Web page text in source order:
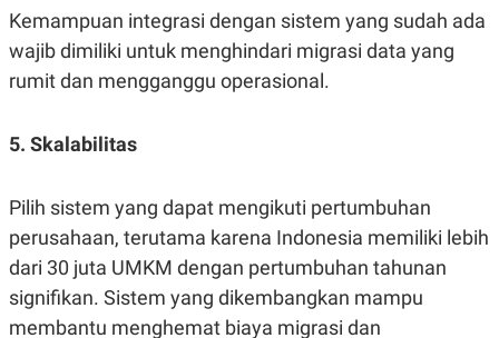
Kemampuan integrasi dengan sistem yang sudah ada
wajib dimiliki untuk menghindari migrasi data yang
rumit dan mengganggu operasional.
5. Skalabilitas
Pilih sistem yang dapat mengikuti pertumbuhan
perusahaan, terutama karena Indonesia memiliki lebih
dari 30 juta UMKM dengan pertumbuhan tahunan
signifikan. Sistem yang dikembangkan mampu
membantu menghemat biaya migrasi dan